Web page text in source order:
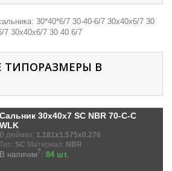
30*40*6/7 30-40-6/7 30х40х6/7 30
7 30х40х6/7 30 40 6/7
В
Сальник 30x40x7 SC NBR 70-C-C
WLK
В дюймах: 1.181x1.575x0.276
Тип: SC Материал: NBR
В наличии?: 84 шт.